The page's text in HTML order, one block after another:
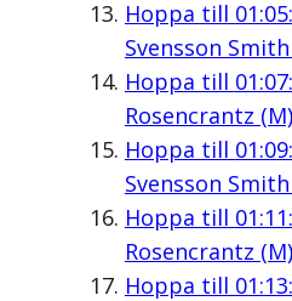
Hoppa till
Svensson
Hoppa till
Rosencrantz (M)
Hoppa till
Svensson
Hoppa till
Rosencrantz (M)
Hoppa till